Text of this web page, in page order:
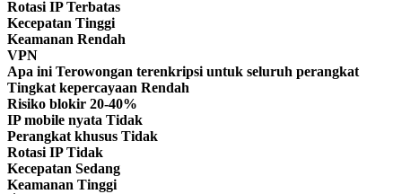
Rotasi IPTerbatas
Kecepatan Tinggi
Keamanan Rendah
VPN
Apa iniTerowongan terenkripsi untuk seluruh perangkat
Tingkat kepercayaan Rendah
Risiko blokir 20-40%
IP mobile nyata Tidak
Perangkat khusus Tidak
Rotasi IPTidak
Kecepatan Sedang
Keamanan Tinggi